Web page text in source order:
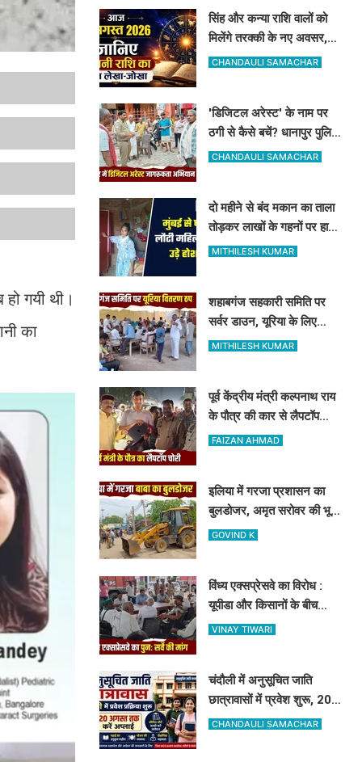
गयी थी।
का
सिंह और कन्या राशि वालों को
मिलेंगे तरक्की के नए अवसर,
जानिए अपनी राशि का पूरा
CHANDAULI SAMACHAR
'डिजिटल अरेस्ट' के नाम पर
ठगी से कैसे बचें? धानापुर पुलिस
ने दिए सुरक्षा टिप्स
CHANDAULI SAMACHAR
दो महीने से बंद मकान का ताला
तोड़कर लाखों के गहनों पर हाथ
साफ, मुंबई से लौटी महिला सन्न
MITHILESH KUMAR
शहाबगंज सहकारी समिति पर
सर्वर डाउन, यूरिया के लिए
दिनभर लाइन में लगकर खाली
MITHILESH KUMAR
पूर्व केंद्रीय मंत्री कल्पनाथ राय
के पौत्र की कार से लैपटॉप
चोरी, मोबाइल ट्रैकिंग से
FAIZAN AHMAD
इलिया में गरजा प्रशासन का
बुलडोजर, अमृत सरोवर की भूमि
से ढहाया गया 23 साल पुराना
GOVIND K
विंध्य एक्सप्रेसवे का विरोध :
यूपीडा और किसानों के बीच
कलेक्ट्रेट में हुई वार्ता, दोबारा
VINAY TIWARI
चंदौली में अनुसूचित जाति
छात्रावासों में प्रवेश शुरू, 20
अगस्त तक ऑनलाइन आवेदन
CHANDAULI SAMACHAR